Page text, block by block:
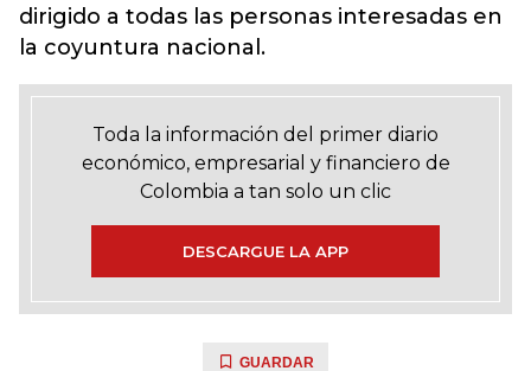
dirigido a todas las personas interesadas en
la coyuntura nacional.
Toda la información del primer diario
económico, empresarial y financiero de
Colombia a tan solo un clic
DESCARGUE LA APP
GUARDAR